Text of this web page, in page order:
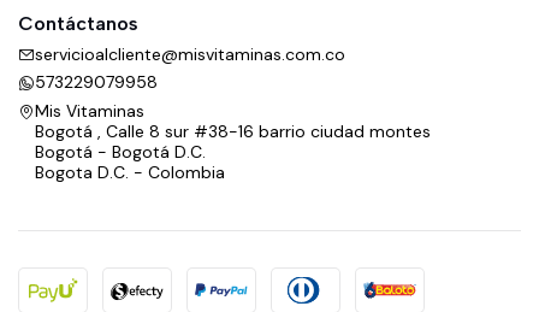
Contáctanos
servicioalcliente@misvitaminas.com.co
573229079958
Mis Vitaminas
Bogotá , Calle 8 sur #38-16 barrio ciudad montes
Bogotá - Bogotá D.C.
Bogota D.C. - Colombia